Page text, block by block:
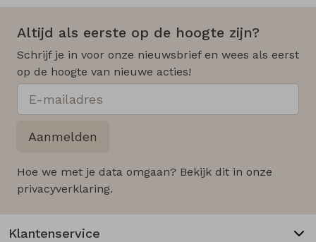
Altijd als eerste op de hoogte zijn?
Schrijf je in voor onze nieuwsbrief en wees als eerst
op de hoogte van nieuwe acties!
Aanmelden
Hoe we met je data omgaan? Bekijk dit in onze
privacyverklaring.
Klantenservice